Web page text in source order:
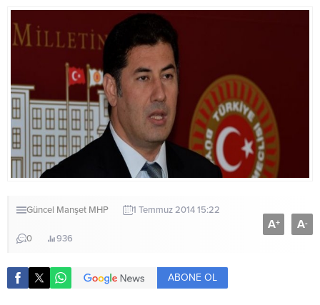
Güncel Manşet MHP 1 Temmuz 2014 15:22
0 936
A+ A-
ABONE OL